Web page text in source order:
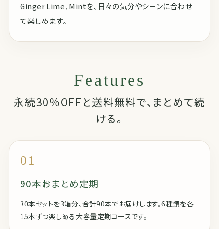
Ginger Lime、Mintを、日々の気分やシーンに合わせ
て楽しめます。
Features
永続30％OFFと送料無料で、まとめて続
ける。
01
90本おまとめ定期
30本セットを3箱分、合計90本でお届けします。6種類を各
15本ずつ楽しめる大容量定期コースです。